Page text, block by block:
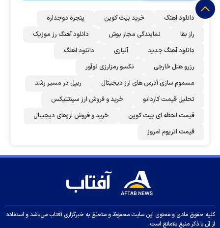
دانلود اهنگ خرید بیت کوین
پنجره دوجداره
راز بقا
نمایندگی مجاز بوش
دانلود آهنگ رز‌ موزیک
دانلود آهنگ جدید
آلپاری
دانلود اهنگ
رزرو هتل خارجی
نکسو رمزارزی نوآور
مسموم سازی آدرس های ارز دیجیتال
ریپل در مسیر رشد
تحلیل قیمت کاردانو
خرید و فروش ارز سینتتیکس
قیمت لحظه ای بیت کوین
خرید و فروش ارزهای دیجیتال
قیمت اتریوم امروز
کلیه حقوق مادی و معنوی این سایت محفوظ و متعلق به خبرگزاری آفتاب می‌باشد و استفاده
از آن با ذکر منبع بلامانع است.